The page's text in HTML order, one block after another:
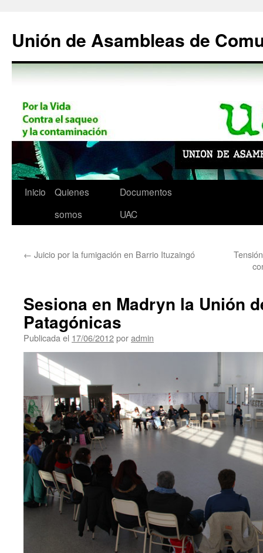
contenido
Unión de Asambleas de
Inicio
Quienes
somos
Documentos
UAC
← Juicio por la fumigación en Barrio Ituzaingó
Sesiona en Madryn la Unión
Patagónicas
Publicada el 17/06/2012poradmin